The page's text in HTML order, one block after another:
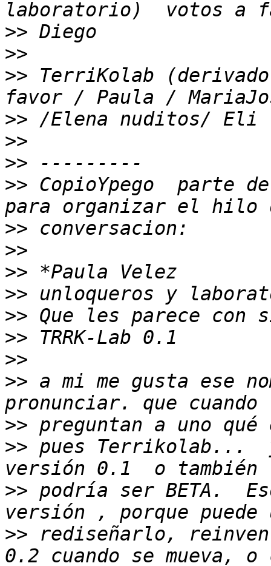
>>
>>
>> TerriKolab
>>
>>
>>
>> CopioYpego  parte
>>
>>
>>
>>
>>
>>
>>
>> a mi me gusta ese
>>
>> pues Terrikolab...
>> podría ser BETA.
>> rediseñarlo,